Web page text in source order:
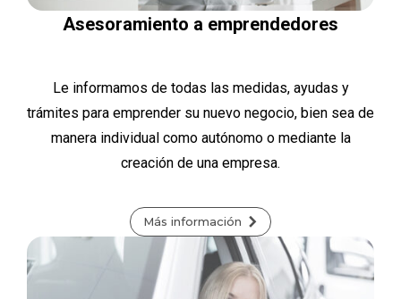
Asesoramiento a emprendedores
Le informamos de todas las medidas, ayudas y
trámites para emprender su nuevo negocio, bien sea de
manera individual como autónomo o mediante la
creación de una empresa.
Más información